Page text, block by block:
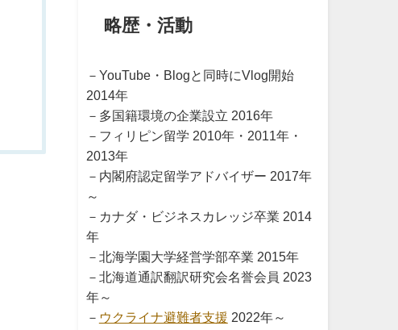
略歴・活動
－YouTube・Blogと同時にVlog開始
2014年
－多国籍環境の企業設立 2016年
－フィリピン留学 2010年・2011年・
2013年
－内閣府認定留学アドバイザー 2017年
～
－カナダ・ビジネスカレッジ卒業 2014
年
－北海学園大学経営学部卒業 2015年
－北海道通訳翻訳研究会名誉会員 2023
年～
－ ウクライナ避難者支援 2022年～